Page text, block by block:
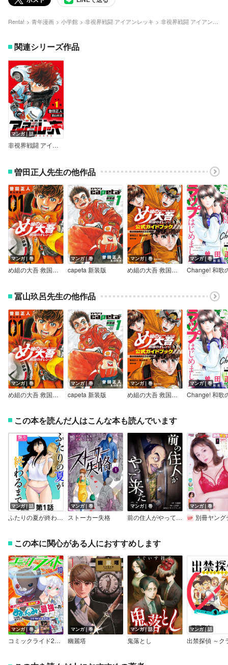
Renta! 青年漫画 小学館 非視界戦闘 アイアンレッキ 非視界戦闘 アイアンレッキ 1
関連シリーズ作品
マンガ｜話
非視界戦闘 アイアンレッキ【単話】
曽田正人先生の他作品
マンガ｜巻
め組の大吾 救国のオレンジ
マンガ｜巻
capeta 新装版
マンガ｜巻
め組の大吾 救国のオレンジ 公式ガイドブック 熱き救助隊員たちの物語
マンガ｜巻
冨山玖呂先生の他作品
マンガ｜巻
め組の大吾 救国のオレンジ
マンガ｜巻
capeta 新装版
マンガ｜巻
め組の大吾 救国のオレンジ 公式ガイドブック 熱き救助隊員たちの物語
マンガ｜巻
この本を読んだ人はこんな本も読んでいます
マンガ｜話
ふたりの夏が終わるまで【単話版】
マンガ｜巻
ストーカー失格
マンガ｜巻
前の住人がやって来た【単行本版】
マンガ｜巻
別冊ヤングチャンピ
この本に関心がある人におすすめします
マンガ｜巻
コミックライド2023年10月号（vol.88）
マンガ｜巻
幽麗塔
マンガ｜話
鬼落とし
マンガ｜話